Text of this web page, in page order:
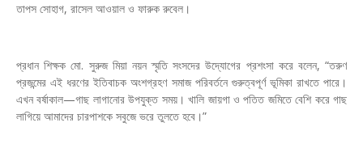
তাপস সোহাগ, রাসেল আওয়াল ও ফারুক রুবেল।
প্রধান শিক্ষক মো. সুরুজ মিয়া নয়ন স্মৃতি সংসদের উদ্যোগের প্রশংসা করে বলেন, “তরুণ
প্রজন্মের এই ধরণের ইতিবাচক অংশগ্রহণ সমাজ পরিবর্তনে গুরুত্বপূর্ণ ভূমিকা রাখতে পারে।
এখন বর্ষাকাল—গাছ লাগানোর উপযুক্ত সময়। খালি জায়গা ও পতিত জমিতে বেশি করে গাছ
লাগিয়ে আমাদের চারপাশকে সবুজে ভরে তুলতে হবে।”